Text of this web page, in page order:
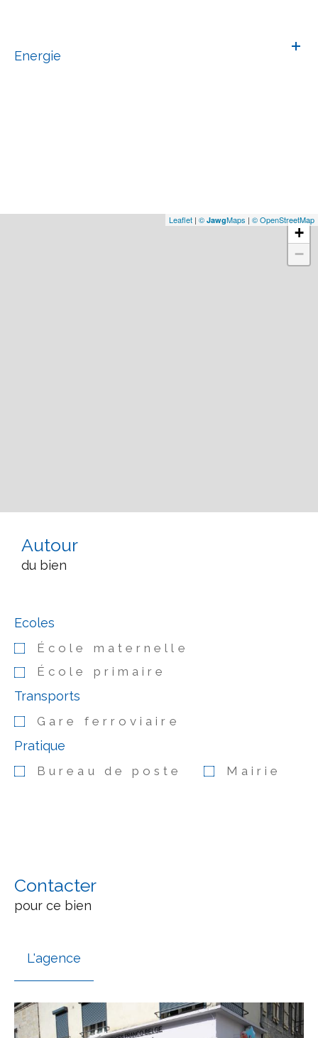
Energie
+
−
Leaflet | © JawgMaps | © OpenStreetMap
Autour
du bien
Ecoles
École maternelle
École primaire
Transports
Gare ferroviaire
Pratique
Bureau de poste Mairie
Contacter
pour ce bien
L'agence